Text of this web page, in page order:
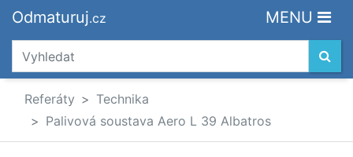
Odmaturuj.cz MENU
Referáty
Technika
Palivová soustava Aero L 39 Albatros